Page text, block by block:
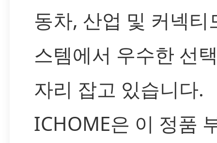
동차, 산업 및 커넥티
스템에서 우수한 선
자리 잡고 있습니다.
ICHOME은 이 정품